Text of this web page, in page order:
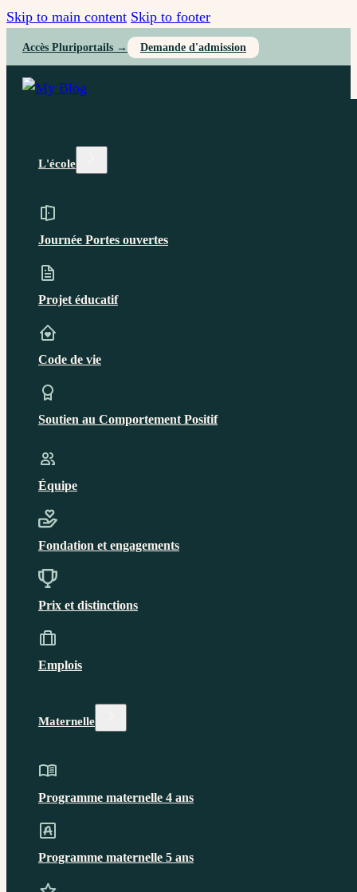
Skip to main content Skip to footer
Accès Pluriportails → Demande d'admission
L'école
Journée Portes ouvertes
Projet éducatif
Code de vie
Soutien au Comportement Positif
Équipe
Fondation et engagements
Prix et distinctions
Emplois
Maternelle
Programme maternelle 4 ans
Programme maternelle 5 ans